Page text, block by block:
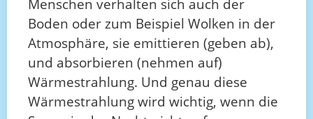
Menschen verhalten sich auch der
Boden oder zum Beispiel Wolken in der
Atmosphäre, sie emittieren (geben ab),
und absorbieren (nehmen auf)
Wärmestrahlung. Und genau diese
Wärmestrahlung wird wichtig, wenn die